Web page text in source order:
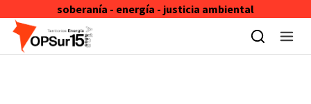
soberanía - energía - justicia ambiental
Skip to content